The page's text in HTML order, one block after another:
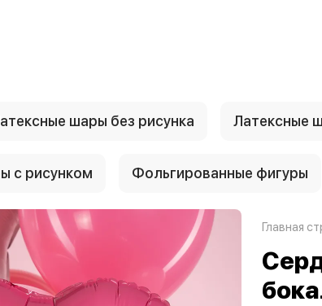
шары без рисунка Латексные
с рисунком Фольгированные фигуры
Главная